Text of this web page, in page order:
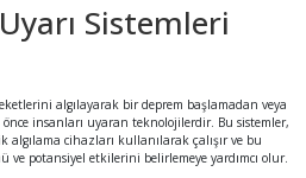
Sistemleri
algılayarak bir deprem başlamadan veya
insanları uyaran teknolojilerdir. Bu sistemler,
algılama cihazları kullanılarak çalışır ve bu
potansiyel etkilerini belirlemeye yardımcı olur.